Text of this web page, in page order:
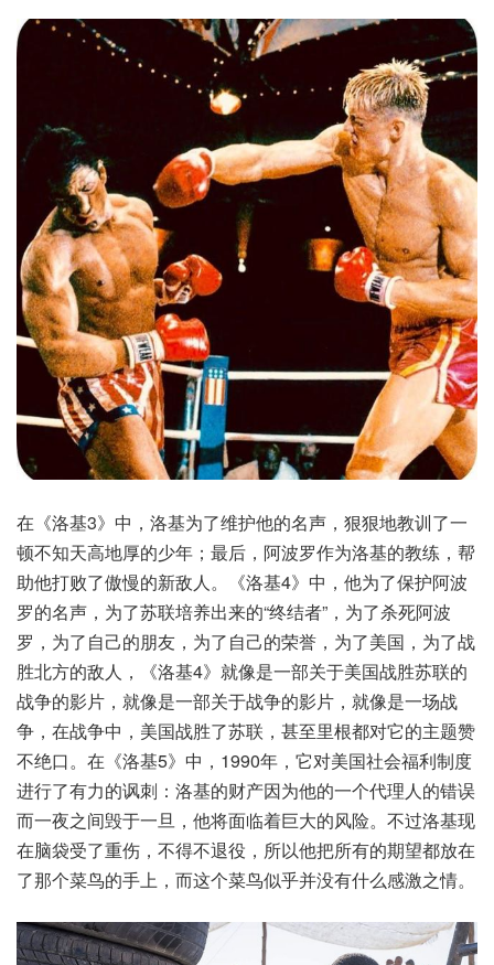
在《洛基3》中，洛基为了维护他的名声，狠狠地教训了一
顿不知天高地厚的少年；最后，阿波罗作为洛基的教练，帮
助他打败了傲慢的新敌人。《洛基4》中，他为了保护阿波
罗的名声，为了苏联培养出来的“终结者”，为了杀死阿波
罗，为了自己的朋友，为了自己的荣誉，为了美国，为了战
胜北方的敌人，《洛基4》就像是一部关于美国战胜苏联的
战争的影片，就像是一部关于战争的影片，就像是一场战
争，在战争中，美国战胜了苏联，甚至里根都对它的主题赞
不绝口。在《洛基5》中，1990年，它对美国社会福利制度
进行了有力的讽刺：洛基的财产因为他的一个代理人的错误
而一夜之间毁于一旦，他将面临着巨大的风险。不过洛基现
在脑袋受了重伤，不得不退役，所以他把所有的期望都放在
了那个菜鸟的手上，而这个菜鸟似乎并没有什么感激之情。